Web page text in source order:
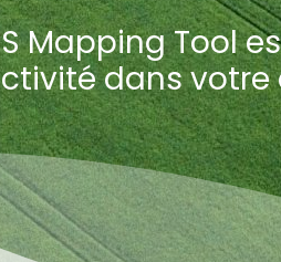
Mapping Tool
dans votre